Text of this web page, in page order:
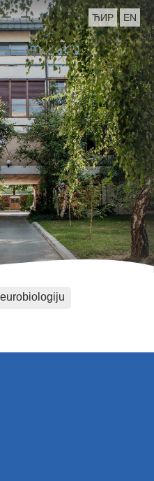
ЋИР EN